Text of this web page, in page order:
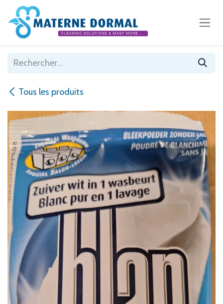
Se rendre au contenu
Tous les produits